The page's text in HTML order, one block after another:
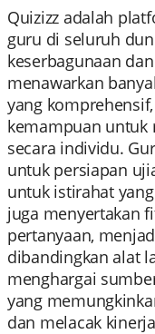
Quizizz adalah
guru di seluruh
keserbagunaan
menawarkan
yang
kemampuan untuk
secara individu.
untuk persiapan
untuk istirahat
juga menyertakan
pertanyaan,
dibandingkan alat
menghargai
yang
dan melacak